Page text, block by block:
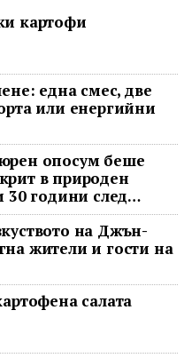
картофи
една смес, две
или енергийни
опосум беше
в природен
30 години след
наблюдение
на Джън-
жители и гости на
салата